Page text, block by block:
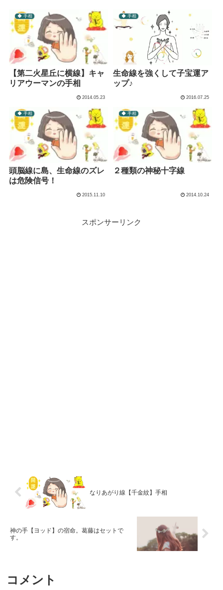
◆ 手相
【第二火星丘に横線】キャ
リアウーマンの手相
2014.05.23
◆ 手相
生命線を強くして子宝運ア
ップ♪
2016.07.25
◆ 手相
頭脳線に島、生命線のズレ
は危険信号！
2015.11.10
◆ 手相
２種類の神秘十字線
2014.10.24
スポンサーリンク
なりあがり線【千金紋】手相
神の手【ヨッド】の宿命。葛藤はセットで
す。
コメント